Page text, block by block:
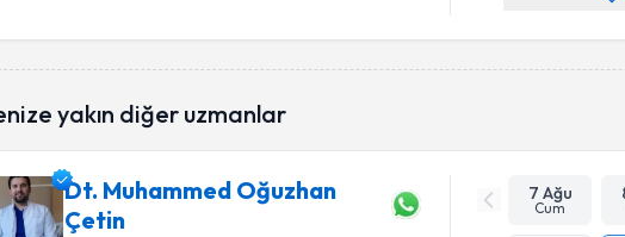
yakın diğer uzmanlar
Dt. Muhammed Oğuzhan
Çetin
7 Ağu
Cum